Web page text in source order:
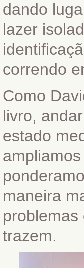
dando
lazer
correndo
Como
livro,
estado
maneira
trazem.